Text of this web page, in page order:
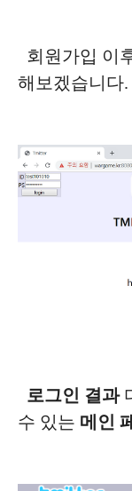
회원가입 이
해보겠습니다.
로그인 결과
수 있는 메인